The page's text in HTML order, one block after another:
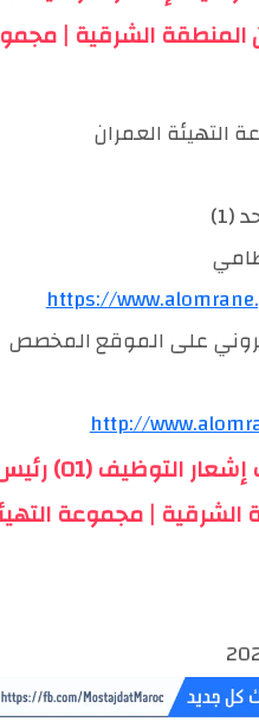
المنطقة الشرقية |
التهيئة العمران
(1)
https://
على الموقع المخصص
http://
📅 تواريخ مهمة : مباراة لتوظيف
الشرقية | مجموعة